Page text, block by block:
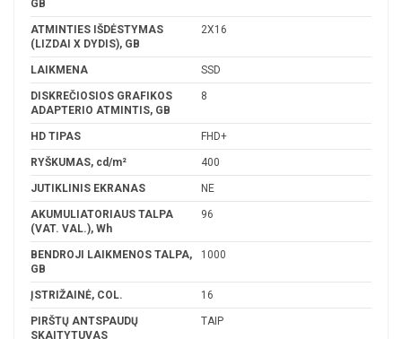
GB
ATMINTIES IŠDĖSTYMAS
(LIZDAI X DYDIS), GB
2X16
LAIKMENA SSD
DISKREČIOSIOS GRAFIKOS
ADAPTERIO ATMINTIS, GB
8
HD TIPAS FHD+
RYŠKUMAS, cd/m² 400
JUTIKLINIS EKRANAS NE
AKUMULIATORIAUS TALPA
(VAT. VAL.), Wh
96
BENDROJI LAIKMENOS TALPA,
GB
1000
ĮSTRIŽAINĖ, COL. 16
PIRŠTŲ ANTSPAUDŲ
SKAITYTUVAS
TAIP